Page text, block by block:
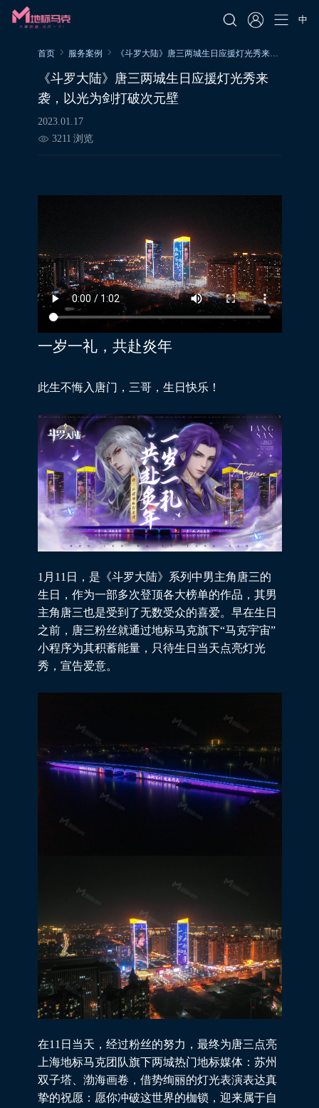
中
首页 服务案例 《斗罗大陆》唐三两城生日应援灯光秀来袭，以光为剑打破次元壁
《斗罗大陆》唐三两城生日应援灯光秀来
袭，以光为剑打破次元壁
2023.01.17
3211 浏览
一岁一礼，共赴炎年
此生不悔入唐门，三哥，生日快乐！
1月11日，是《斗罗大陆》系列中男主角唐三的
生日，作为一部多次登顶各大榜单的作品，其男
主角唐三也是受到了无数受众的喜爱。早在生日
之前，唐三粉丝就通过地标马克旗下“马克宇宙”
小程序为其积蓄能量，只待生日当天点亮灯光
秀，宣告爱意。
在11日当天，经过粉丝的努力，最终为唐三点亮
上海地标马克团队旗下两城热门地标媒体：苏州
双子塔、渤海画卷，借势绚丽的灯光表演表达真
挚的祝愿：愿你冲破这世界的枷锁，迎来属于自